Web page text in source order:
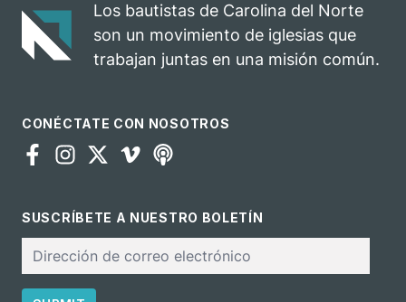
para el
ministerio
Los bautistas de Carolina del Norte
son un movimiento de iglesias que
trabajan juntas en una misión común.
CONÉCTATE CON NOSOTROS
SUSCRÍBETE A NUESTRO BOLETÍN
electrónico